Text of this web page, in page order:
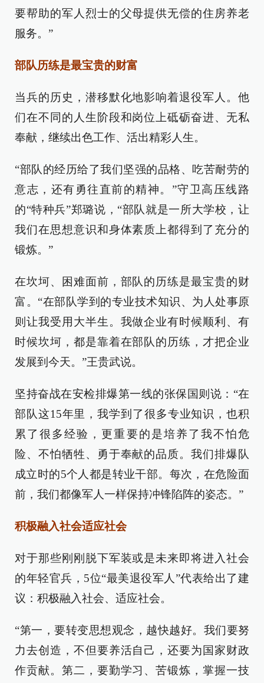
要帮助的军人烈士的父母提供无偿的住房养老
服务。”
部队历练是最宝贵的财富
当兵的历史，潜移默化地影响着退役军人。他
们在不同的人生阶段和岗位上砥砺奋进、无私
奉献，继续出色工作、活出精彩人生。
“部队的经历给了我们坚强的品格、吃苦耐劳的
意志，还有勇往直前的精神。”守卫高压线路
的“特种兵”郑璐说，“部队就是一所大学校，让
我们在思想意识和身体素质上都得到了充分的
锻炼。”
在坎坷、困难面前，部队的历练是最宝贵的财
富。“在部队学到的专业技术知识、为人处事原
则让我受用大半生。我做企业有时候顺利、有
时候坎坷，都是靠着在部队的历练，才把企业
发展到今天。”王贵武说。
坚持奋战在安检排爆第一线的张保国则说：“在
部队这15年里，我学到了很多专业知识，也积
累了很多经验，更重要的是培养了我不怕危
险、不怕牺牲、勇于奉献的品质。我们排爆队
成立时的5个人都是转业干部。每次，在危险面
前，我们都像军人一样保持冲锋陷阵的姿态。”
积极融入社会适应社会
对于那些刚刚脱下军装或是未来即将进入社会
的年轻官兵，5位“最美退役军人”代表给出了建
议：积极融入社会、适应社会。
“第一，要转变思想观念，越快越好。我们要努
力去创造，不但要养活自己，还要为国家财政
作贡献。第二，要勤学习、苦锻炼，掌握一技